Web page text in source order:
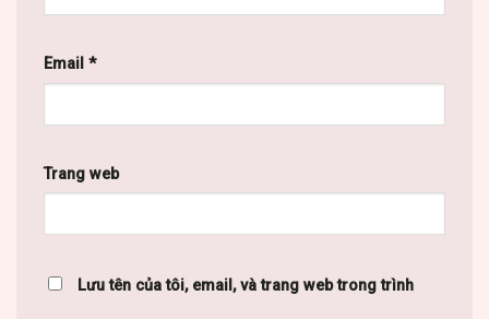
Email *
Trang web
Lưu tên của tôi, email, và trang web trong trình